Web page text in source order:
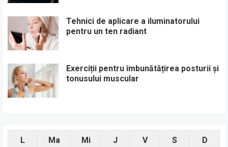
Tehnici de aplicare a iluminatorului
pentru un ten radiant
Exerciții pentru îmbunătățirea posturii și
tonusului muscular
L Ma Mi J V S D